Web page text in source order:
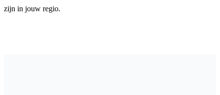
zijn in jouw regio.